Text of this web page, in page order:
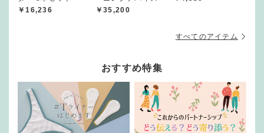
￥16,236
￥35,200
すべてのアイテム
おすすめ特集